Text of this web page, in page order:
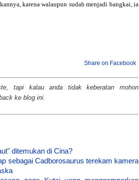
karena walaupun sudah menjadi bangkai, ia
Share on Facebook
tapi kalau anda tidak keberatan mohon
ke blog ini.
ditemukan di Cina?
sebagai Cadborosaurus terekam kamera